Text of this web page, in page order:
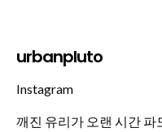
urbanpluto
Instagram
깨진 유리가 오랜 시간 파